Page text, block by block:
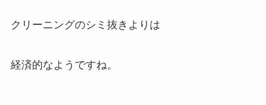
クリーニングのシミ抜きよりは
経済的なようですね。